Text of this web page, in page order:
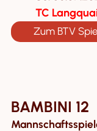
TC
Zum BTV
BAMBINI 12